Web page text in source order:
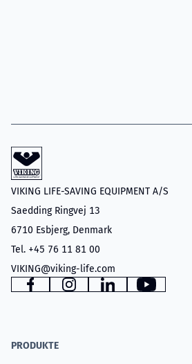
VIKING LIFE-SAVING EQUIPMENT A/S
Saedding Ringvej 13
6710 Esbjerg, Denmark
Tel. +45 76 11 81 00
VIKING@viking-life.com
www.facebook.com
www.instagram.com
www.linkedin.com
YouTube
PRODUKTE